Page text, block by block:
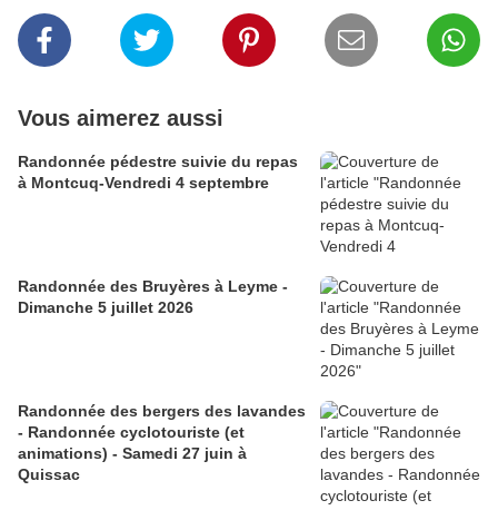
Vous aimerez aussi
Randonnée pédestre suivie du repas
à Montcuq-Vendredi 4 septembre
Randonnée des Bruyères à Leyme -
Dimanche 5 juillet 2026
Randonnée des bergers des lavandes
- Randonnée cyclotouriste (et
animations) - Samedi 27 juin à
Quissac